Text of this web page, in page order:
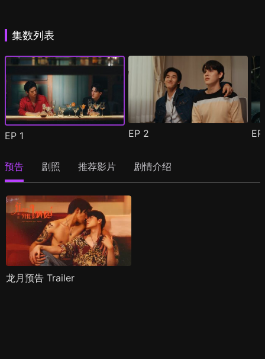
集数列表
EP 1 EP 2
预告 剧照 推荐影片 剧情介绍
龙月预告 Trailer